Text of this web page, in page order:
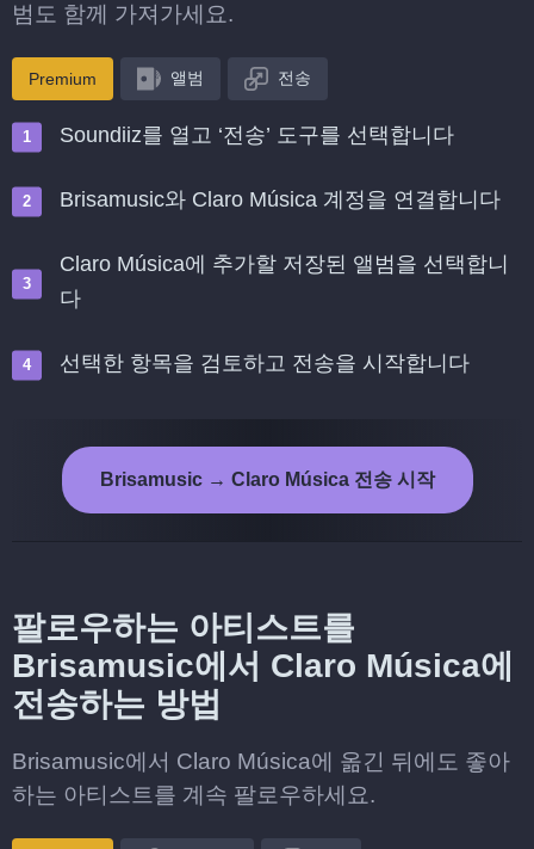
범도 함께 가져가세요.
Premium 앨범 전송
Soundiiz를 열고 ‘전송’ 도구를 선택합니다
Brisamusic와 Claro Música 계정을 연결합니다
Claro Música에 추가할 저장된 앨범을 선택합니
다
선택한 항목을 검토하고 전송을 시작합니다
Brisamusic → Claro Música 전송 시작
팔로우하는 아티스트를
Brisamusic에서 Claro Música에
전송하는 방법
Brisamusic에서 Claro Música에 옮긴 뒤에도 좋아
하는 아티스트를 계속 팔로우하세요.